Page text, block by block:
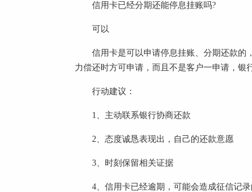
信用卡已经分期还能停息挂账吗?
可以
信用卡是可以申请停息挂账、分期还款的
力偿还时方可申请，而且不是客户一申请，银
行动建议：
1、主动联系银行协商还款
2、态度诚恳表现出，自己的还款意愿
3、时刻保留相关证据
4、信用卡已经逾期，可能会造成征信记